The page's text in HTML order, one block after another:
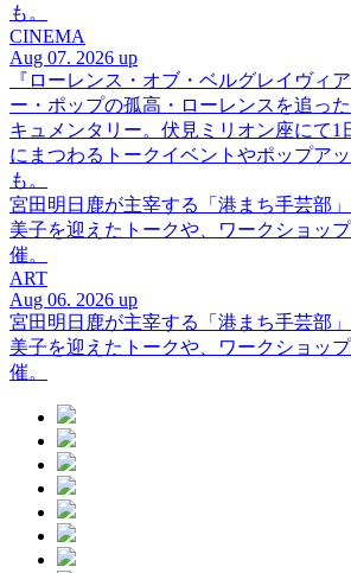
も。
CINEMA
Aug 07. 2026 up
『ローレンス・オブ・ベルグレイヴィ
ー・ポップの孤高・ローレンスを追っ
キュメンタリー。伏見ミリオン座にて1
にまつわるトークイベントやポップア
も。
宮田明日鹿が主宰する「港まち手芸部
美子を迎えたトークや、ワークショッ
催。
ART
Aug 06. 2026 up
宮田明日鹿が主宰する「港まち手芸部
美子を迎えたトークや、ワークショッ
催。